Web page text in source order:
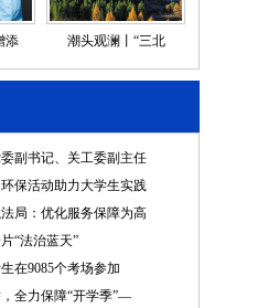
添 潮头观澜丨“三北
副书记、关工委副主任
保活动助力大学生实践
局：优化服务保障为高
“法治蓝天”
在9085个考场参加
全力保障“开学季”—